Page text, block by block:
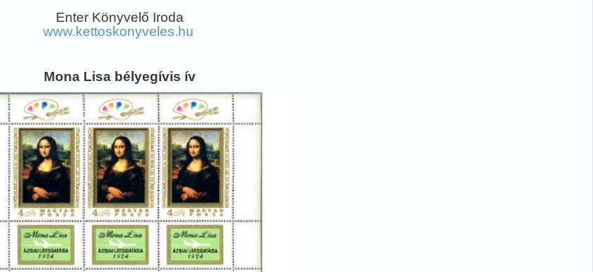
Enter Könyvelő Iroda
www.kettoskonyveles.hu
Mona Lisa bélyegívis ív